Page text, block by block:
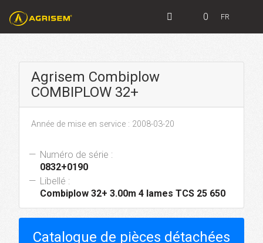
0 FR
Agrisem Combiplow
COMBIPLOW 32+
Année de mise en service : 2008-03-20
Numéro de série :
0832+0190
Libellé :
Combiplow 32+ 3.00m 4 lames TCS 25 650
Catalogue de pièces détachées